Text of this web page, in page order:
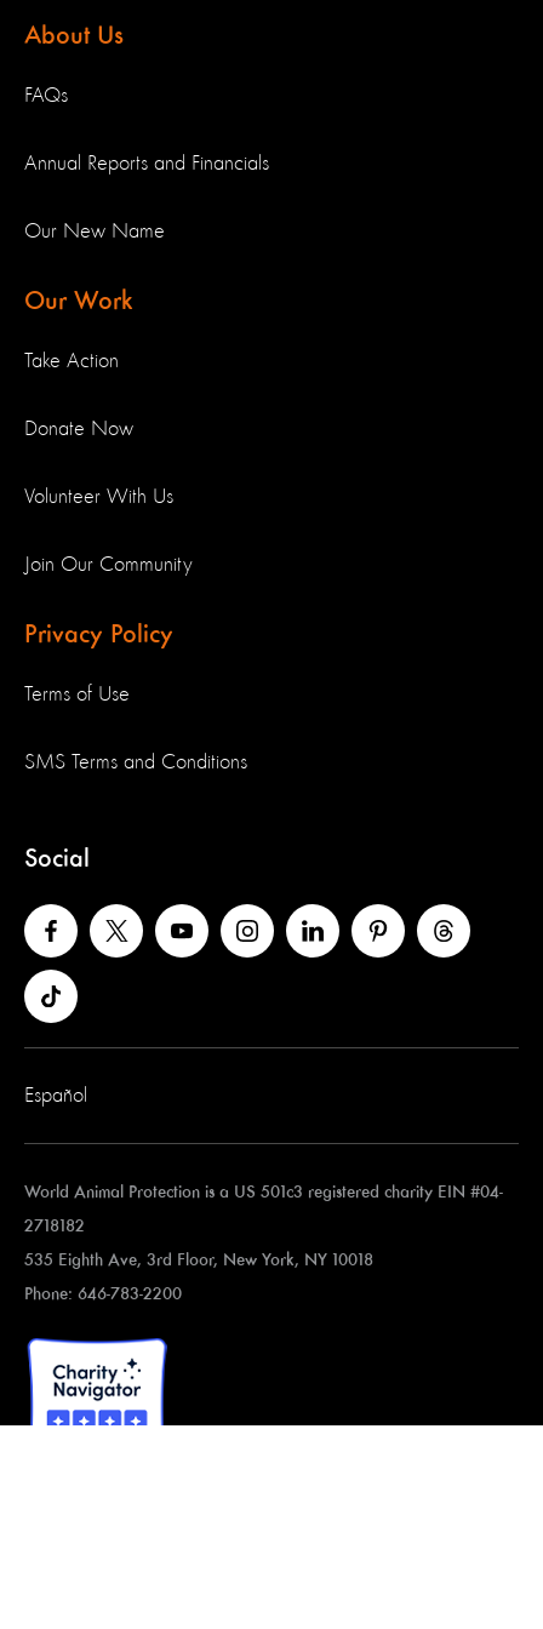
About Us
FAQs
Annual Reports and Financials
Our New Name
Our Work
Take Action
Donate Now
Volunteer With Us
Join Our Community
Privacy Policy
Terms of Use
SMS Terms and Conditions
Social
Español
World Animal Protection is a US 501c3 registered charity EIN #04-
2718182
535 Eighth Ave, 3rd Floor, New York, NY 10018
Phone: 646-783-2200